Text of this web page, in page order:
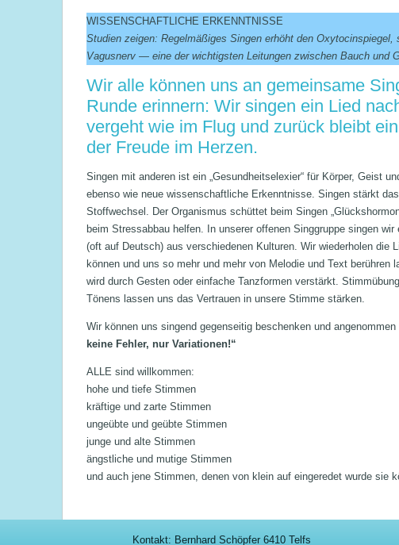
WISSENSCHAFTLICHE ERKENNTNISSE
Studien zeigen: Regelmäßiges Singen erhöht den
Vagusnerv — eine der wichtigsten Leitungen zwischen Bauch und
Wir alle können uns an gemeinsame
Runde erinnern: Wir singen ein Lied
vergeht wie im Flug und zurück bleibt
der Freude im Herzen.
Singen mit anderen ist ein „Gesundheitselexier“ für Körper, Geist
ebenso wie neue wissenschaftliche Erkenntnisse. Singen stärkt
Stoffwechsel. Der Organismus schüttet beim Singen
beim Stressabbau helfen. In unserer offenen Singgruppe singen
(oft auf Deutsch) aus verschiedenen Kulturen. Wir wiederholen die
können und uns so mehr und mehr von Melodie und Text berühren
wird durch Gesten oder einfache Tanzformen verstärkt.
Tönens lassen uns das Vertrauen in unsere Stimme stärken.
Wir können uns singend gegenseitig beschenken und
keine Fehler, nur Variationen!“
ALLE sind willkommen:
hohe und tiefe Stimmen
kräftige und zarte Stimmen
ungeübte und geübte Stimmen
junge und alte Stimmen
ängstliche und mutige Stimmen
und auch jene Stimmen, denen von klein auf eingeredet wurde sie
Kontakt: Bernhard Schöpfer 6410 Telfs